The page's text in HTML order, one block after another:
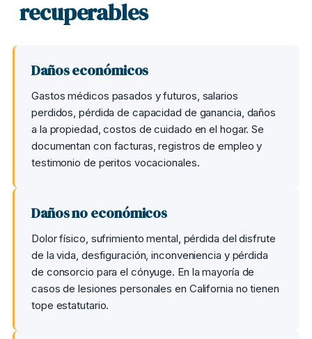
recuperables
Daños económicos
Gastos médicos pasados y futuros, salarios
perdidos, pérdida de capacidad de ganancia, daños
a la propiedad, costos de cuidado en el hogar. Se
documentan con facturas, registros de empleo y
testimonio de peritos vocacionales.
Daños no económicos
Dolor físico, sufrimiento mental, pérdida del disfrute
de la vida, desfiguración, inconveniencia y pérdida
de consorcio para el cónyuge. En la mayoría de
casos de lesiones personales en California no tienen
tope estatutario.